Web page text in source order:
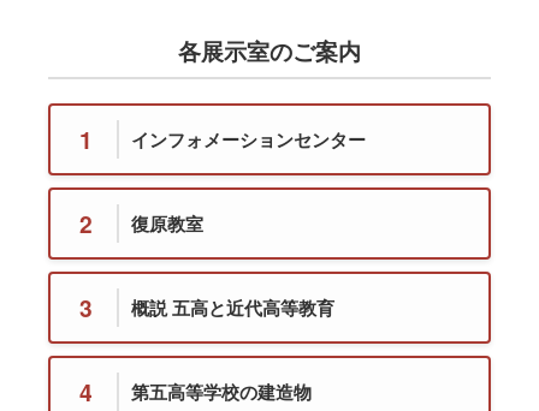
各展示室のご案内
1 インフォメーションセンター
2 復原教室
3 概説 五高と近代高等教育
4 第五高等学校の建造物